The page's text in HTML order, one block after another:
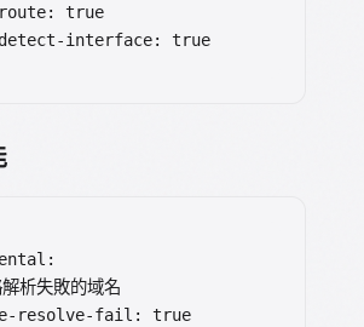
true
interface: true
析失敗的域名
resolve-fail: true